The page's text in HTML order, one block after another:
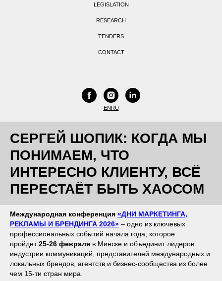
LEGISLATION
RESEARCH
TENDERS
CONTACT
ENRU
СЕРГЕЙ ШОПИК: КОГДА МЫ
ПОНИМАЕМ, ЧТО
ИНТЕРЕСНО КЛИЕНТУ, ВСЁ
ПЕРЕСТАЁТ БЫТЬ ХАОСОМ
Международная конференция «ДНИ МАРКЕТИНГА,
РЕКЛАМЫ И БРЕНДИНГА 2026» – одно из ключевых
профессиональных событий начала года, которое
пройдет25-26 февраля в Минске и объединит лидеров
индустрии коммуникаций, представителей международных и
локальных брендов, агентств и бизнес-сообщества из более
чем 15-ти стран мира.